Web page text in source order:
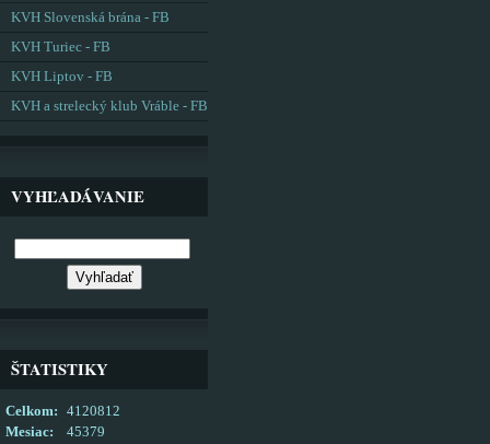
KVH Slovenská brána - FB
KVH Turiec - FB
KVH Liptov - FB
KVH a strelecký klub Vráble - FB
VYHĽADÁVANIE
ŠTATISTIKY
Celkom:
4120812
Mesiac:
45379